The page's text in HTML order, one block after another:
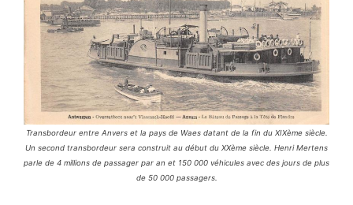
Transbordeur entre Anvers et la pays de Waes datant de la fin du XIXème siècle.
Un second transbordeur sera construit au début du XXème siècle. Henri Mertens
parle de 4 millions de passager par an et 150 000 véhicules avec des jours de plus
de 50 000 passagers.